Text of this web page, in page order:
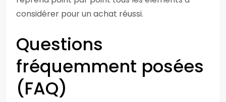
considérer pour un achat réussi.
Questions
fréquemment posées
(FAQ)